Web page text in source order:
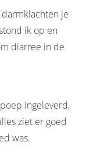
je
ik op en
diarree in de
ingeleverd,
ziet er goed
was.